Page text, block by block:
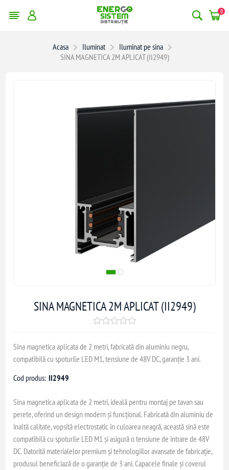
0
Acasa Iluminat
Iluminat pe sina
SINA MAGNETICA 2M APLICAT (II2949)
SINA MAGNETICA 2M APLICAT (II2949)
Sina magnetica aplicata de 2 metri, fabricată din aluminiu negru,
compatibilă cu spoturile LED M1, tensiune de 48V DC, garanție 3 ani.
Cod produs: II2949
Sina magnetica aplicata de 2 metri, ideală pentru montaj pe tavan sau
perete, oferind un design modern și funcțional. Fabricată din aluminiu de
înaltă calitate, vopsită electrostatic în culoarea neagră, această sină este
compatibilă cu spoturile LED M1 și asigură o tensiune de intrare de 48V
DC. Datorită materialelor premium și tehnologiilor avansate de fabricație,
produsul beneficiază de o garanție de 3 ani. Capacele finale și coverul